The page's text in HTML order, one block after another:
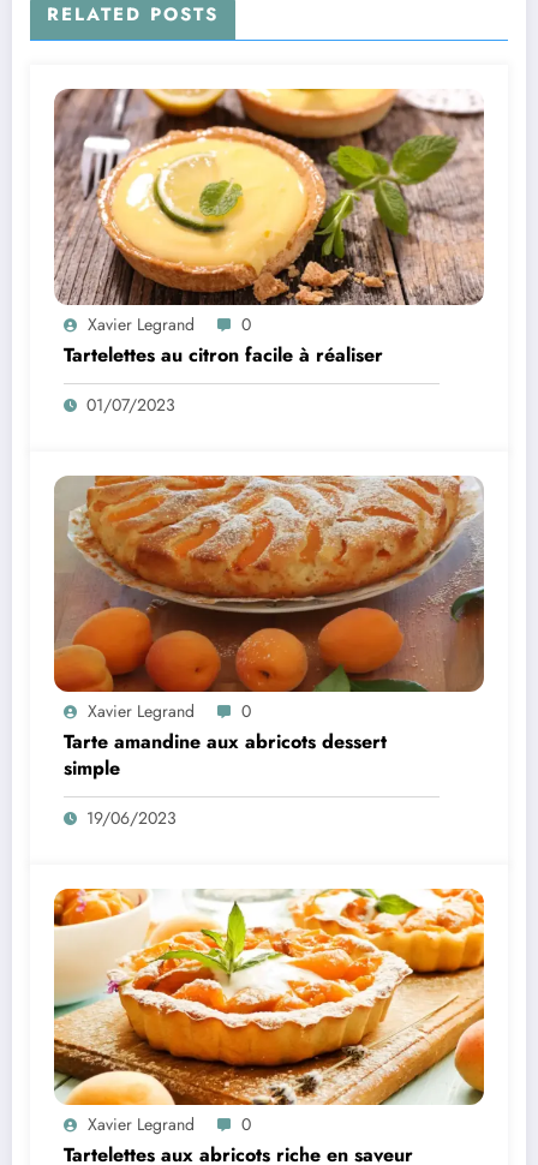
RELATED POSTS
Xavier Legrand 0
Tartelettes au citron facile à réaliser
01/07/2023
Xavier Legrand 0
Tarte amandine aux abricots dessert
simple
19/06/2023
Xavier Legrand 0
Tartelettes aux abricots riche en saveur